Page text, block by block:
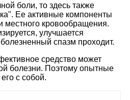
боли, то здесь также
Ее активные компоненты
местного кровообращения.
улучшается
спазм проходит.
средство может
болезни. Поэтому опытные
с собой.